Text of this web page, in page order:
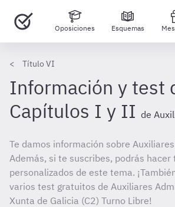
Oposiciones Esquemas
Título VI
Información y test
Capítulos I y II de
Te damos información sobre
Además, si te suscribes, podrás hacer
personalizados de este tema.
varios test gratuitos de Auxiliares
Xunta de Galicia (C2) Turno Libre!